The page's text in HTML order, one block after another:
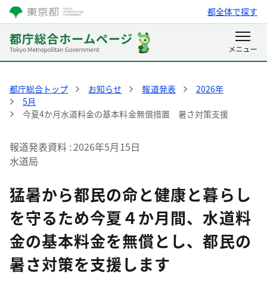
都全体で探す
都庁総合トップ お知らせ 報道発表
2026年
5月
今夏4か月水道料金の基本料金無償措置 暑さ対策支援
報道発表資料 2026年5月15日
水道局
猛暑から都民の命と健康と暮らし
を守るため今夏４か月間、水道料
金の基本料金を無償とし、都民の
暑さ対策を支援します